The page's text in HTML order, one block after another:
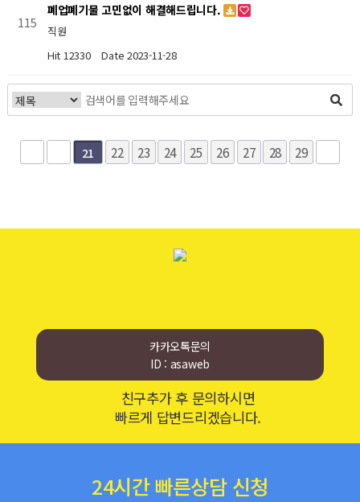
115
폐업폐기물 고민없이 해결해드립니다.
직원
Hit 12330
Date 2023-11-28
21 22 23 24 25 26 27 28 29
카카오톡문의
ID : asaweb
친구추가 후 문의하시면
빠르게 답변드리겠습니다.
24시간 빠른상담 신청